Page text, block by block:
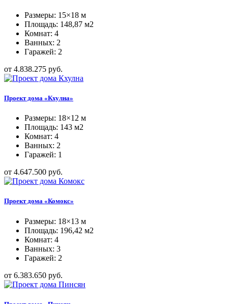
Размеры: 15×18 м
Площадь: 148,87 м2
Комнат: 4
Ванных: 2
Гаражей: 2
от 4.838.275 руб.
Проект дома «Кхулна»
Размеры: 18×12 м
Площадь: 143 м2
Комнат: 4
Ванных: 2
Гаражей: 1
от 4.647.500 руб.
Проект дома «Комокс»
Размеры: 18×13 м
Площадь: 196,42 м2
Комнат: 4
Ванных: 3
Гаражей: 2
от 6.383.650 руб.